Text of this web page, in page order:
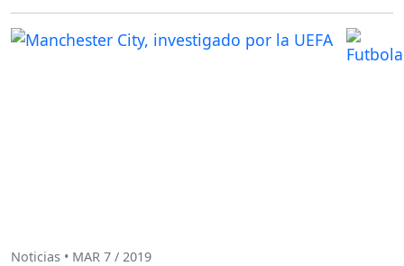
Noticias • MAR 7 / 2019